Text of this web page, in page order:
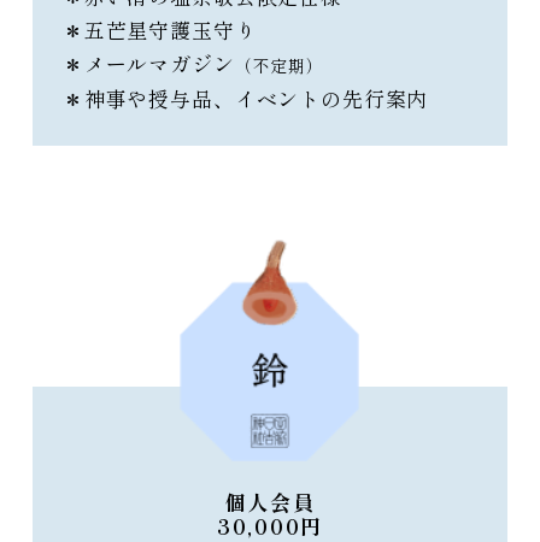
＊五芒星守護玉守り
＊メールマガジン （不定期）
＊神事や授与品、イベントの先行案内
個人会員
30,000円